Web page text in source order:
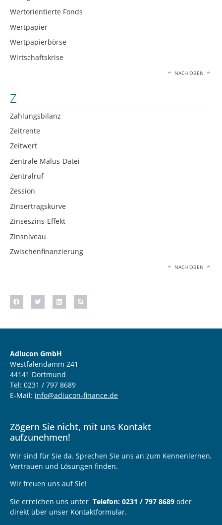
Wertorientierte Fonds
Wertpapier
Wertpapierbörse
Wirtschaftskrise
NACH OBEN
Z
Zahlungsbilanz
Zeitrente
Zeitwert
Zentrale Malus-Datei
Zentralruf
Zession
Zinsertragskurve
Zinseszins-Effekt
Zinsniveau
Zwischenfinanzierung
NACH OBEN
Adiucon GmbH
Westfalendamm 241
44141 Dortmund
Tel: 0231 / 797 8689
E-Mail: info@adiucon-finance.de
Zögern Sie nicht, mit uns Kontakt
aufzunehmen!
Wir sind für Sie da. Sprechen Sie uns an zum Kennenlernen,
Vertrauen und Lösungen finden.
Wir freuen uns auf Sie!
Sie erreichen uns unter Telefon: 0231 / 797 8689 oder
direkt über unser Kontaktformular.